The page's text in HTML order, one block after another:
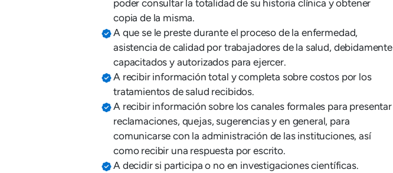
poder consultar la totalidad de su historia clínica y obtener
copia de la misma.
A que se le preste durante el proceso de la enfermedad,
asistencia de calidad por trabajadores de la salud, debidamente
capacitados y autorizados para ejercer.
A recibir información total y completa sobre costos por los
tratamientos de salud recibidos.
A recibir información sobre los canales formales para presentar
reclamaciones, quejas, sugerencias y en general, para
comunicarse con la administración de las instituciones, así
como recibir una respuesta por escrito.
A decidir si participa o no en investigaciones científicas.